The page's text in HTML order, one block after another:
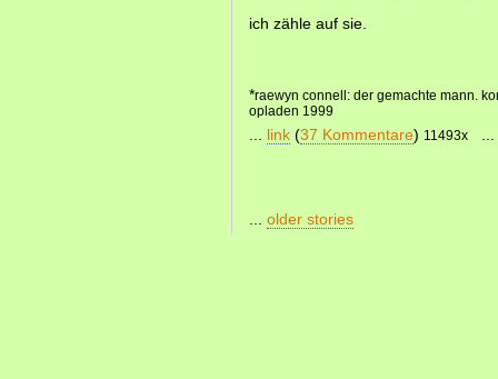
ich zähle auf sie.
*raewyn connell: der gemachte mann.
opladen 1999
link (37 Kommentare) 11493x
older stories